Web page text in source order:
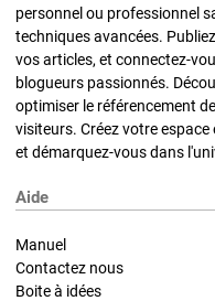
personnel ou professionnel
techniques avancées.
vos articles, et connectez-
blogueurs passionnés.
optimiser le référencement
visiteurs. Créez votre
et démarquez-vous dans
Aide
Manuel
Contactez nous
Boite à idées